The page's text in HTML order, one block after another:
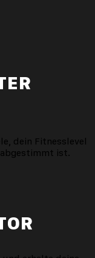
dein Fitnesslevel
ist.